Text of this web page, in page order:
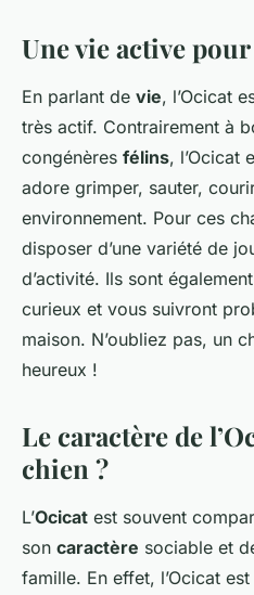
Une vie active
En parlant de vie, l’Ocicat
très actif. Contrairement à
congénères félins, l’Ocicat
adore grimper, sauter,
environnement. Pour ces
disposer d’une variété de
d’activité. Ils sont
curieux et vous suivront
maison. N’oubliez pas, un
heureux !
Le caractère de
chien ?
L’Ocicat est souvent
son caractère sociable et
famille. En effet, l’Ocicat